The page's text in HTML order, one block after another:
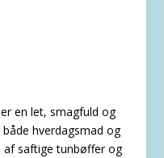
en let, smagfuld og
hverdagsmad og
saftige tunbøffer og